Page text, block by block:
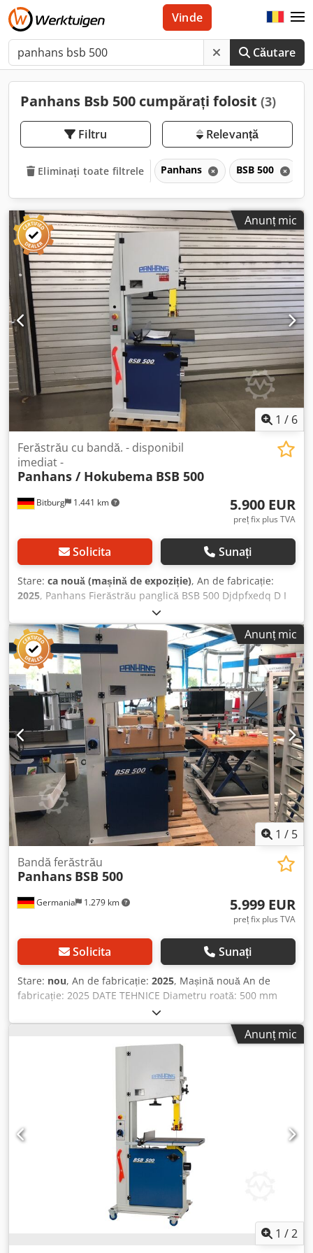
Căutare
Vinde
Panhans Bsb 500 cumpărați folosit (3)
Filtru Relevanță
Eliminați toate filtrele Panhans BSB 500
Anunț mic
1 / 6
Bitburg 1.441 km
Ferăstrău cu bandă. - disponibil
imediat -
Panhans / Hokubema BSB 500
5.900 EUR
preț fix plus TVA
Solicita Sunați
Stare: ca nouă (mașină de expoziție), An de fabricație:
2025, Panhans Fierăstrău panglică BSB 500 Djdpfxedq D I
He Ab Nekr Ghidaje pentru bandă superioare și inferioare
APA II Masă pivotantă până la 45° Siguranță a ușii prin
intermediul unui întrerupător de capăt Diametru volantă
500 mm Motor de acționare 1,5 kW / 2,0 CP Motor 400V cu
frână de motor Viteză bandă 1.290 m/min Înălțime maximă
de tăiere: 320 mm Lățime maximă de tăiere: 485 mm
Lungime maximă a pânzei: 4.145 mm Dimensiuni masă:
500x680 mm Înălțimea mesei: 890 mm Racord aspirare:
2x100 mm Necesar spațiu: 900x525x1925 mm Greutate:
220 kg Conform CE, testat GS Disponibil din stoc 54634
Bitburg
Anunț mic
1 / 5
Germania 1.279 km
Bandă ferăstrău
Panhans BSB 500
5.999 EUR
preț fix plus TVA
Solicita Sunați
Stare: nou, An de fabricație: 2025, Mașină nouă An de
fabricație: 2025 DATE TEHNICE Diametru roată: 500 mm
Viteză bandă: 1300 m/min Înălțime de tăiere: 330 mm
Lățime de tăiere: 480 mm Lungime maximă a pânzei: 4140
mm Lățime pânză minimă / maximă: 15 mm / 25 mm
Opțional, pentru acoperire specială, lățime minimă /
maximă a pânzei: 6 mm / 20 mm Dimensiuni masă: 670 x
495 mm Înălțime masă: 900 mm Racord de aspirare: 2 x Ø
100 mm Putere motor: 1,5 kW / 2 CP Tensiune specială: 400
V / 50 Hz Culoare: RAL 7035 Gri deschis și RAL 5000
Albastru violet Greutate netă: cca. 210 kg DESCRIERE
TEHNICĂ Construcție solidă germană Cadru de mașină din
construcție modernă, robustă, sudată din oțel cu dublă
cameră, fără torsiune Ușă superioară și inferioară cu
siguranță prin întrerupător limită Ghidaj de precizie
pentru bandă, sus și jos, APA 2, mărimea 1 Masă fin
șlefuită din fontă Placă de masă înclinabilă până la 45° Roți
bandă dinamice echilibrate, cu bandă de cauciuc
vulcanizată Rigla de ghidaj poate fi folosită pe partea
Anunț mic
1 /2